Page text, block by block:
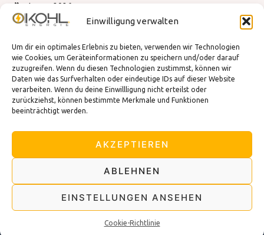
Einwilligung verwalten
Um dir ein optimales Erlebnis zu bieten, verwenden wir Technologien
wie Cookies, um Geräteinformationen zu speichern und/oder darauf
zuzugreifen. Wenn du diesen Technologien zustimmst, können wir
Daten wie das Surfverhalten oder eindeutige IDs auf dieser Website
verarbeiten. Wenn du deine Einwillligung nicht erteilst oder
zurückziehst, können bestimmte Merkmale und Funktionen
beeinträchtigt werden.
AKZEPTIEREN
ABLEHNEN
EINSTELLUNGEN ANSEHEN
Cookie-Richtlinie
Januar 2026
Dezember 2025
Juli 2025
März 2025
Kategorien
Existenzgruendung
Tipps und Tricks